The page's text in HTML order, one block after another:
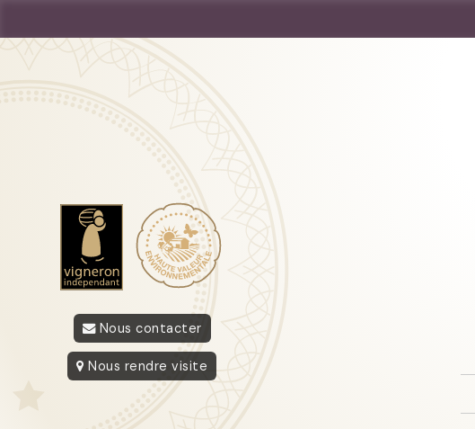
Nous contacter
Nous rendre visite